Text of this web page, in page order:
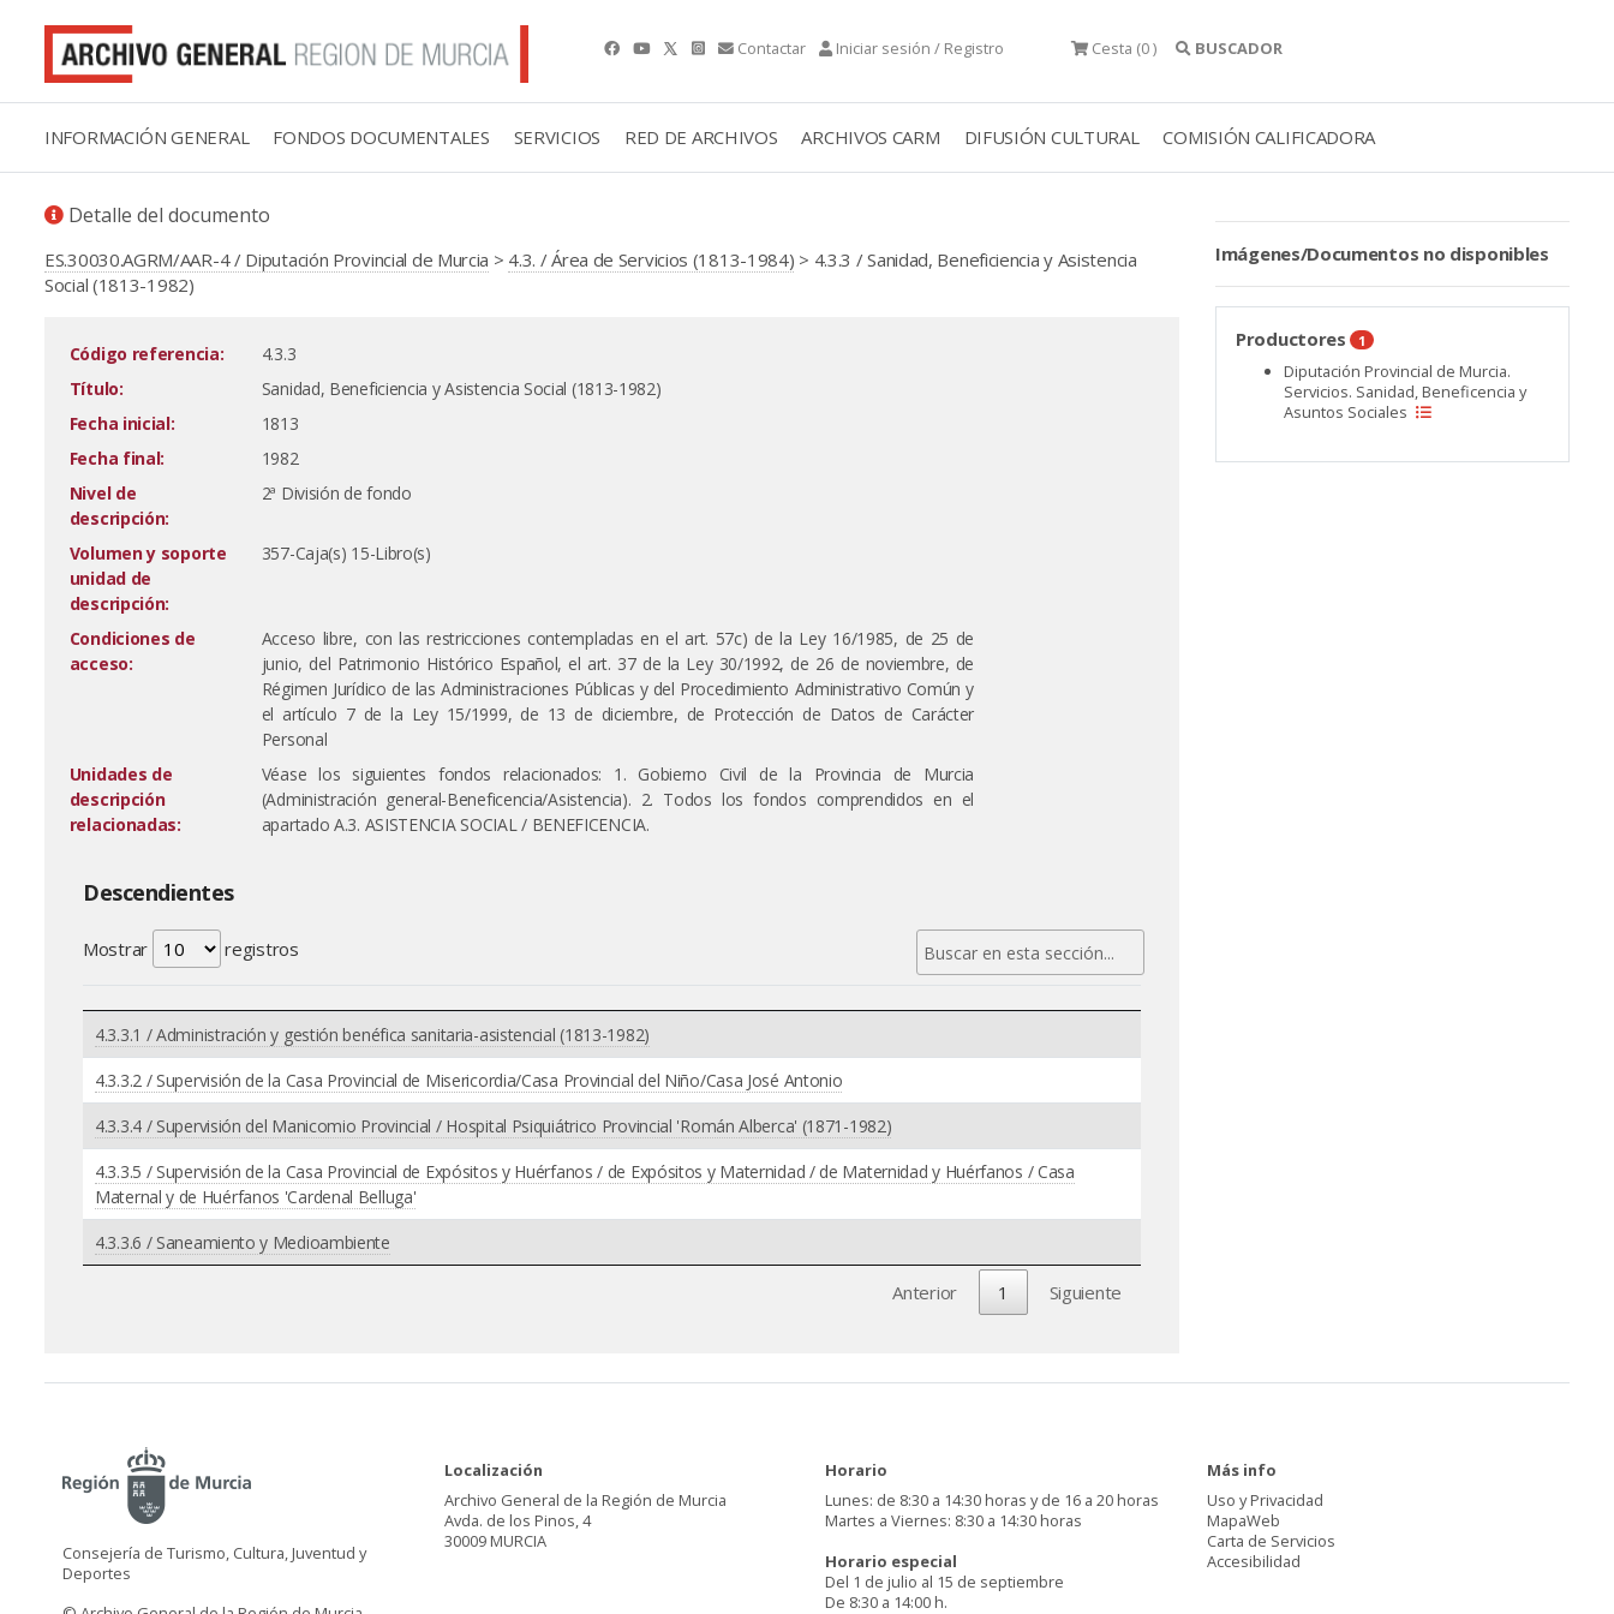
Contactar Iniciar sesión / Registro Cesta (0 ) BUSCADOR
INFORMACIÓN GENERAL FONDOS DOCUMENTALES SERVICIOS RED DE ARCHIVOS ARCHIVOS CARM DIFUSIÓN CULTURAL COMISIÓN CALIFICADORA
Detalle del documento
ES.30030.AGRM/AAR-4 / Diputación Provincial de Murcia > 4.3. / Área de Servicios (1813-1984) > 4.3.3 / Sanidad, Beneficiencia y Asistencia
Social (1813-1982)
Código referencia:
4.3.3
Título:
Sanidad, Beneficiencia y Asistencia Social (1813-1982)
Fecha inicial:
1813
Fecha final:
1982
Nivel de
descripción:
2ª División de fondo
Volumen y soporte
unidad de
descripción:
357-Caja(s) 15-Libro(s)
Condiciones de
acceso:
Acceso libre, con las restricciones contempladas en el art. 57c) de la Ley 16/1985, de 25 de
junio, del Patrimonio Histórico Español, el art. 37 de la Ley 30/1992, de 26 de noviembre, de
Régimen Jurídico de las Administraciones Públicas y del Procedimiento Administrativo Común y
el artículo 7 de la Ley 15/1999, de 13 de diciembre, de Protección de Datos de Carácter
Personal
Unidades de
descripción
relacionadas:
Véase los siguientes fondos relacionados: 1. Gobierno Civil de la Provincia de Murcia
(Administración general-Beneficencia/Asistencia). 2. Todos los fondos comprendidos en el
apartado A.3. ASISTENCIA SOCIAL / BENEFICENCIA.
Descendientes
Mostrar registros
4.3.3.1 / Administración y gestión benéfica sanitaria-asistencial (1813-1982)
4.3.3.2 / Supervisión de la Casa Provincial de Misericordia/Casa Provincial del Niño/Casa José Antonio
4.3.3.4 / Supervisión del Manicomio Provincial / Hospital Psiquiátrico Provincial 'Román Alberca' (1871-1982)
4.3.3.5 / Supervisión de la Casa Provincial de Expósitos y Huérfanos / de Expósitos y Maternidad / de Maternidad y Huérfanos / Casa
Maternal y de Huérfanos 'Cardenal Belluga'
4.3.3.6 / Saneamiento y Medioambiente
Anterior 1 Siguiente
Imágenes/Documentos no disponibles
Productores 1
Diputación Provincial de Murcia.
Servicios. Sanidad, Beneficencia y
Asuntos Sociales
Consejería de Turismo, Cultura, Juventud y
Deportes
Localización
Archivo General de la Región de Murcia
Avda. de los Pinos, 4
30009 MURCIA
Horario
Lunes: de 8:30 a 14:30 horas y de 16 a 20 horas
Martes a Viernes: 8:30 a 14:30 horas
Horario especial
Del 1 de julio al 15 de septiembre
De 8:30 a 14:00 h.
Más info
Uso y Privacidad
MapaWeb
Carta de Servicios
Accesibilidad